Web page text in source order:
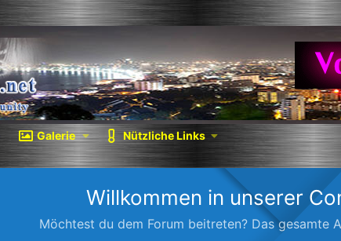
Galerie Nützliche Links
Willkommen in unserer
Möchtest du dem Forum beitreten? Das gesamte